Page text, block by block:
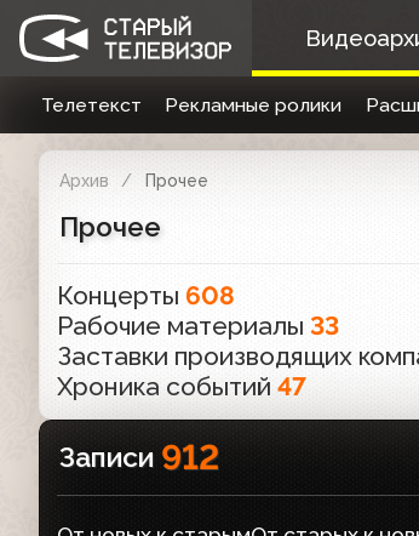
Телетекст Рекламные ролики
Архив Прочее
Прочее
Концерты 608
Рабочие материалы 33
Заставки производящих
Хроника событий 47
Записи 912